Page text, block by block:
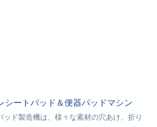
ートパッド＆便器パッドマシン
ド製造機は、様々な素材の穴あけ、折り